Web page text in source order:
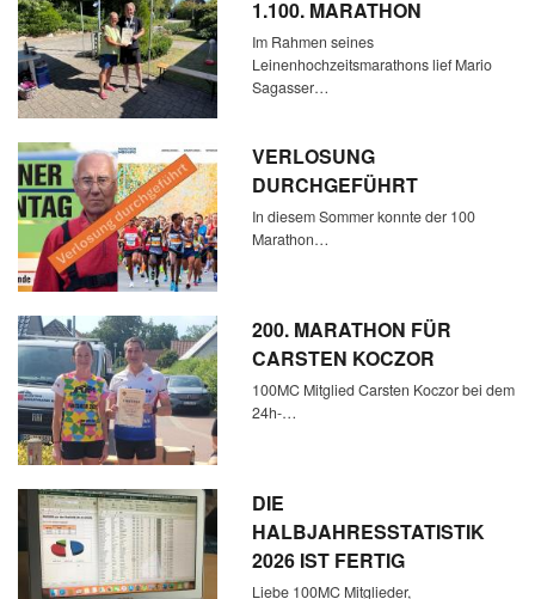
1.100. MARATHON
Im Rahmen seines
Leinenhochzeitsmarathons lief Mario
Sagasser…
VERLOSUNG
DURCHGEFÜHRT
In diesem Sommer konnte der 100
Marathon…
200. MARATHON FÜR
CARSTEN KOCZOR
100MC Mitglied Carsten Koczor bei dem
24h-…
DIE
HALBJAHRESSTATISTIK
2026 IST FERTIG
Liebe 100MC Mitglieder,